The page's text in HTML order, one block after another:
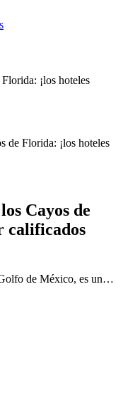
de Florida: ¡los hoteles
Cayos de
calificados
de México, es un…